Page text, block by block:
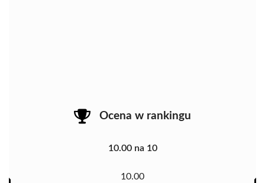
Ocena w rankingu
10.00 na 10
10.00